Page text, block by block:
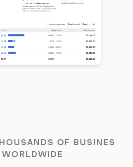
OF BUSINES
WORLDWIDE